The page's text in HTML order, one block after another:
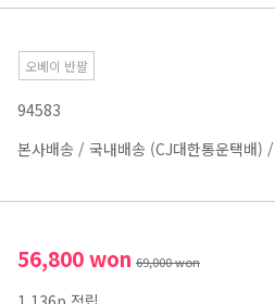
오베이 반팔
94583
본사배송 / 국내배송 (CJ대한통운택배) /
56,800won 69,000won